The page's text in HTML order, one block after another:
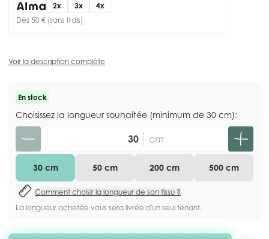
2x 3x
4x
Dès 50 € (sans frais)
Voir la description complète
En stock
Choisissez la longueur souhaitée (minimum de 30 cm):
cm
30 cm 50 cm 200 cm 500 cm
Comment choisir la longueur de son tissu ?
La longueur achetée vous sera livrée d'un seul tenant.